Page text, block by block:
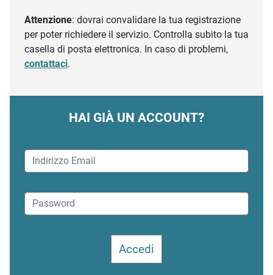
Attenzione: dovrai convalidare la tua registrazione
per poter richiedere il servizio. Controlla subito la tua
casella di posta elettronica. In caso di problemi,
contattaci.
HAI GIÀ UN ACCOUNT?